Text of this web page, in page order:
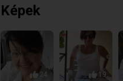
Képek
24 19